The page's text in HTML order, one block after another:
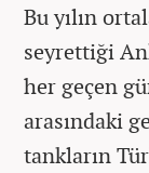
Bu yılın
seyrettiği
her geçen
arasındaki
tankların